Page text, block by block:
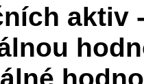
aktiv